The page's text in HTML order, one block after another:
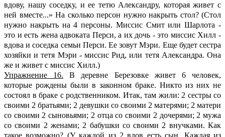
вдову, нашу соседку, и ее тетю Александру, которая живет с
ней вместе...» На сколько персон нужно накрыть стол? (Стол
нужно накрыть на 4 персоны. Миссис Смит или Шарлота -
это и есть жена адвоката Перси, а их дочь - это миссис Хилл -
вдова и соседка семьи Перси. Ее зовут Мэри. Еще будет сестра
хозяйки и тетя Мэри - миссис Рид, или тетя Александра. Она
же и живет с миссис Хилл.)
Упражнение 16. В деревне Березовке живет 6 человек,
которые рождены были в законном браке. Никто из них не
состоял в браке с родственником. Итак, там жили: 2 сестры со
своими 2 братьями; 2 девушки со своими 2 матерями; 2 матери
со своими 2 сыновьями; 2 отца со своими 2 дочерями; 2 мужа
со своими 2 женами; 2 бабушки со своими 2 внучками. Как